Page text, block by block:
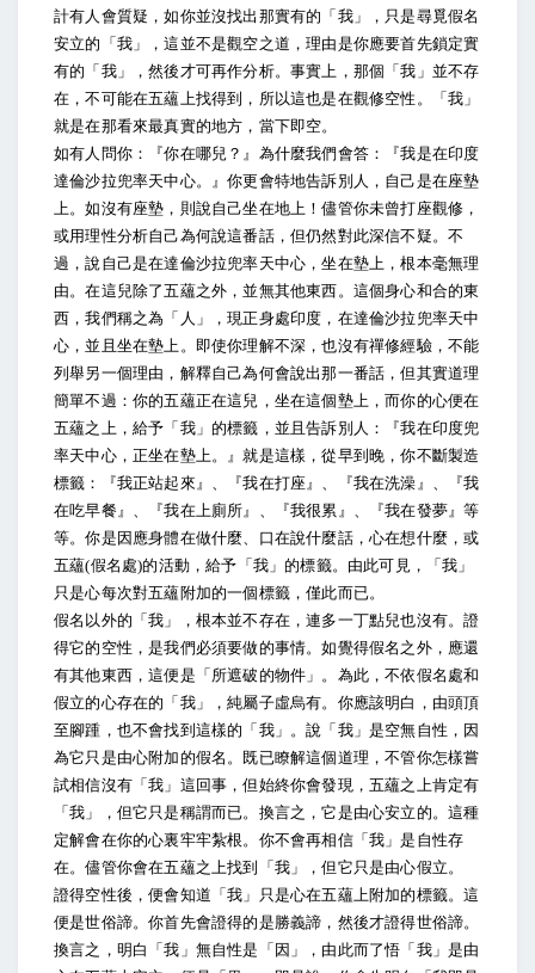
計有人會質疑，如你並沒找出那實有的「我」，只是尋覓假名
安立的「我」，這並不是觀空之道，理由是你應要首先鎖定實
有的「我」，然後才可再作分析。事實上，那個「我」並不存
在，不可能在五蘊上找得到，所以這也是在觀修空性。「我」
就是在那看來最真實的地方，當下即空。
如有人問你：『你在哪兒？』為什麼我們會答：『我是在印度
達倫沙拉兜率天中心。』你更會特地告訴別人，自己是在座墊
上。如沒有座墊，則說自己坐在地上！儘管你未曾打座觀修，
或用理性分析自己為何說這番話，但仍然對此深信不疑。不
過，說自己是在達倫沙拉兜率天中心，坐在墊上，根本毫無理
由。在這兒除了五蘊之外，並無其他東西。這個身心和合的東
西，我們稱之為「人」，現正身處印度，在達倫沙拉兜率天中
心，並且坐在墊上。即使你理解不深，也沒有禪修經驗，不能
列舉另一個理由，解釋自己為何會說出那一番話，但其實道理
簡單不過：你的五蘊正在這兒，坐在這個墊上，而你的心便在
五蘊之上，給予「我」的標籤，並且告訴別人：『我在印度兜
率天中心，正坐在墊上。』就是這樣，從早到晚，你不斷製造
標籤：『我正站起來』、『我在打座』、『我在洗澡』、『我
在吃早餐』、『我在上廁所』、『我很累』、『我在發夢』等
等。你是因應身體在做什麼、口在說什麼話，心在想什麼，或
五蘊(假名處)的活動，給予「我」的標籤。由此可見，「我」
只是心每次對五蘊附加的一個標籤，僅此而已。
假名以外的「我」，根本並不存在，連多一丁點兒也沒有。證
得它的空性，是我們必須要做的事情。如覺得假名之外，應還
有其他東西，這便是「所遮破的物件」。為此，不依假名處和
假立的心存在的「我」，純屬子虛烏有。你應該明白，由頭頂
至腳踵，也不會找到這樣的「我」。說「我」是空無自性，因
為它只是由心附加的假名。既已瞭解這個道理，不管你怎樣嘗
試相信沒有「我」這回事，但始終你會發現，五蘊之上肯定有
「我」，但它只是稱謂而已。換言之，它是由心安立的。這種
定解會在你的心裏牢牢紮根。你不會再相信「我」是自性存
在。儘管你會在五蘊之上找到「我」，但它只是由心假立。
證得空性後，便會知道「我」只是心在五蘊上附加的標籤。這
便是世俗諦。你首先會證得的是勝義諦，然後才證得世俗諦。
換言之，明白「我」無自性是「因」，由此而了悟「我」是由